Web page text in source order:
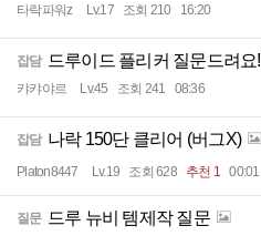
타락파워z Lv.17 조회 210 16:20
잡담 드루이드 플리커 질문드려요!
캬캬야르 Lv.45 조회 241 08:36
잡담 나락 150단 클리어 (버그X)
Platon8447 Lv.19 조회 628 추천 1 00:01
질문 드루 뉴비 템제작 질문